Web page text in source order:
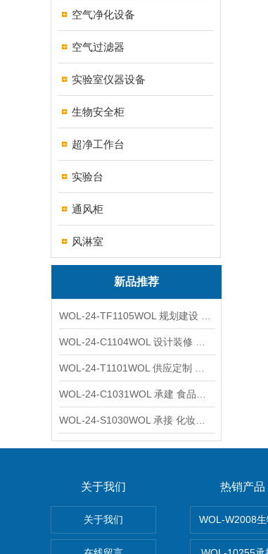
空气净化设备
空气过滤器
实验室仪器设备
生物安全柜
超净工作台
实验台
通风柜
风淋室
新品推荐
关于我们
关于我们
热销产品
WOL-W2008